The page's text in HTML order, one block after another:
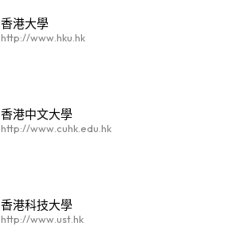
香港大學
http://www.hku.hk
香港中文大學
http://www.cuhk.edu.hk
香港科技大學
http://www.ust.hk